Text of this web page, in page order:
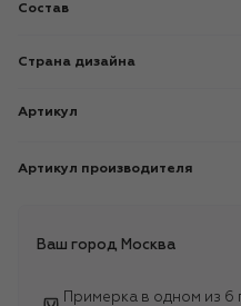
Состав
Страна дизайна
Артикул
Артикул производителя
Ваш город Москва
Примерка в одном из 6